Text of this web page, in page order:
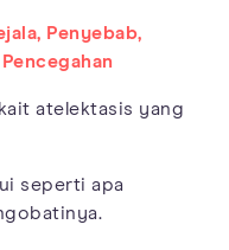
Penyebab,
atelektasis yang
seperti apa